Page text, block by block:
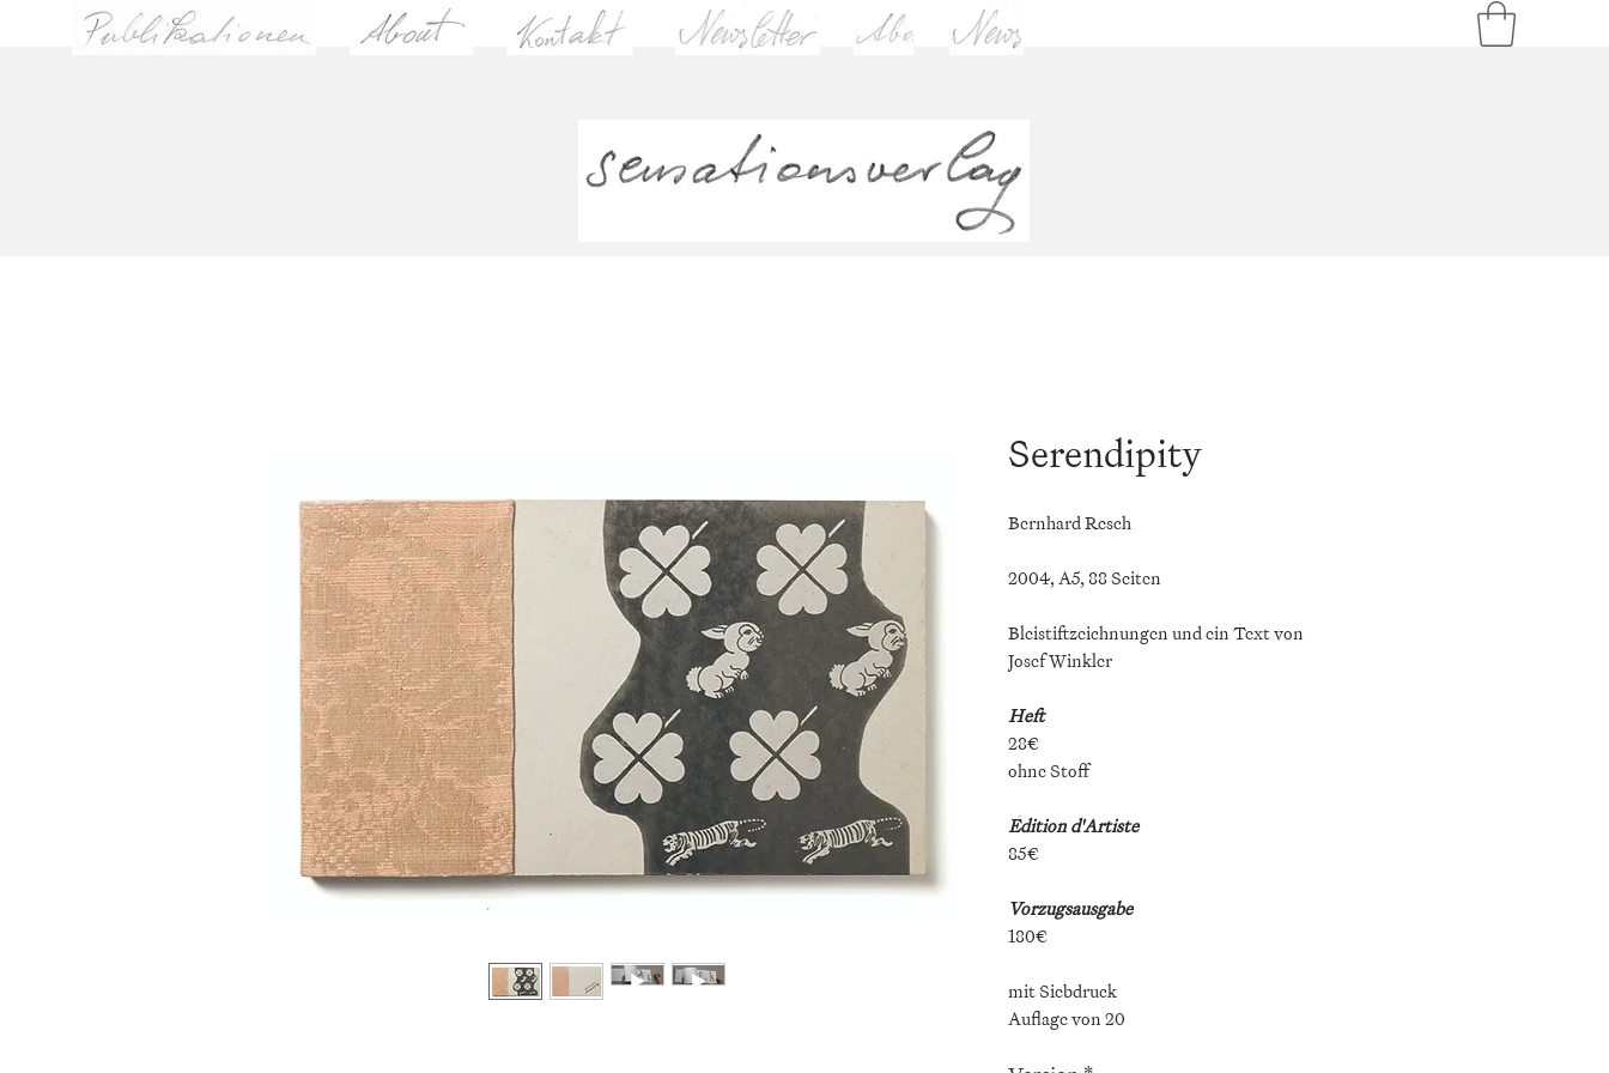
Kunstbüche
Serendipity
Bernhard Resch
2004, A5, 88 Seiten
Bleistiftzeichnungen und ein Text von
Josef Winkler
Heft
28€
ohne Stoff
Édition d'Artiste
85€
Vorzugsausgabe
180€
mit Siebdruck
Auflage von 20